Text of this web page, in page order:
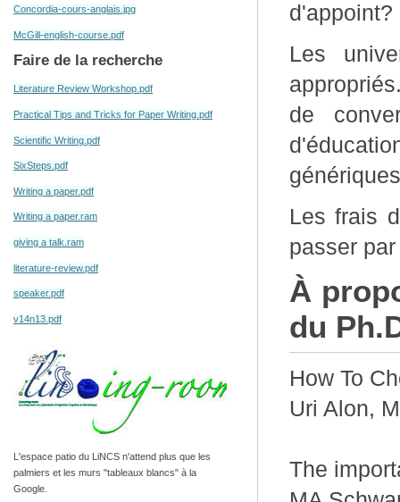
Concordia-cours-anglais.jpg
McGill-english-course.pdf
Faire de la recherche
Literature Review Workshop.pdf
Practical Tips and Tricks for Paper Writing.pdf
Scientific Writing.pdf
SixSteps.pdf
Writing a paper.pdf
Writing a paper.ram
giving a talk.ram
literature-review.pdf
speaker.pdf
v14n13.pdf
L'espace patio du LiNCS n'attend plus que les
palmiers et les murs "tableaux blancs" à la
Google.
d'appoint?
Les
de
Les frais
passer
À
du
How To
Uri Alon,
The